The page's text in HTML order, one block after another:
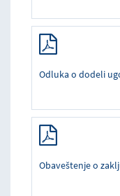
Odluka o dodeli
Obaveštenje o